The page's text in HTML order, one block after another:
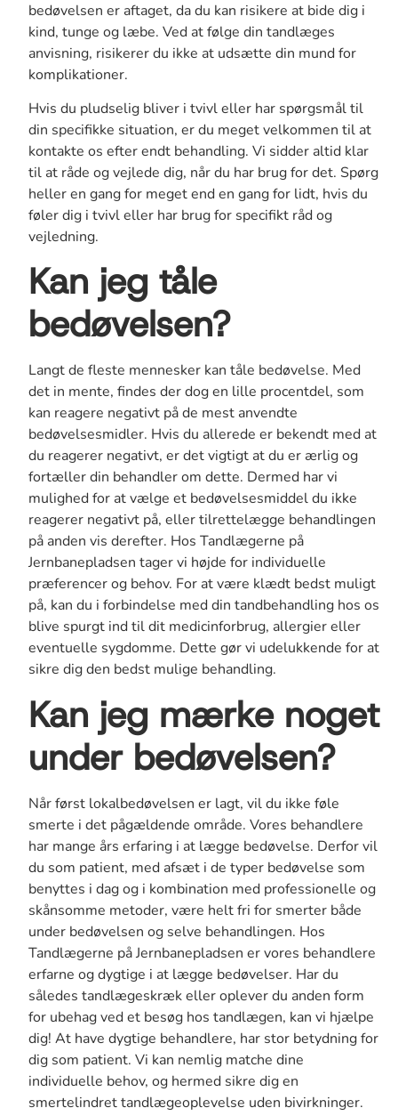
bedøvelsen er aftaget, da du kan risikere at bide dig i
kind, tunge og læbe. Ved at følge din tandlæges
anvisning, risikerer du ikke at udsætte din mund for
komplikationer.
Hvis du pludselig bliver i tvivl eller har spørgsmål til
din specifikke situation, er du meget velkommen til at
kontakte os efter endt behandling. Vi sidder altid klar
til at råde og vejlede dig, når du har brug for det. Spørg
heller en gang for meget end en gang for lidt, hvis du
føler dig i tvivl eller har brug for specifikt råd og
vejledning.
Kan jeg tåle
bedøvelsen?
Langt de fleste mennesker kan tåle bedøvelse. Med
det in mente, findes der dog en lille procentdel, som
kan reagere negativt på de mest anvendte
bedøvelsesmidler. Hvis du allerede er bekendt med at
du reagerer negativt, er det vigtigt at du er ærlig og
fortæller din behandler om dette. Dermed har vi
mulighed for at vælge et bedøvelsesmiddel du ikke
reagerer negativt på, eller tilrettelægge behandlingen
på anden vis derefter. Hos Tandlægerne på
Jernbanepladsen tager vi højde for individuelle
præferencer og behov. For at være klædt bedst muligt
på, kan du i forbindelse med din tandbehandling hos os
blive spurgt ind til dit medicinforbrug, allergier eller
eventuelle sygdomme. Dette gør vi udelukkende for at
sikre dig den bedst mulige behandling.
Kan jeg mærke noget
under bedøvelsen?
Når først lokalbedøvelsen er lagt, vil du ikke føle
smerte i det pågældende område. Vores behandlere
har mange års erfaring i at lægge bedøvelse. Derfor vil
du som patient, med afsæt i de typer bedøvelse som
benyttes i dag og i kombination med professionelle og
skånsomme metoder, være helt fri for smerter både
under bedøvelsen og selve behandlingen. Hos
Tandlægerne på Jernbanepladsen er vores behandlere
erfarne og dygtige i at lægge bedøvelser. Har du
således tandlægeskræk eller oplever du anden form
for ubehag ved et besøg hos tandlægen, kan vi hjælpe
dig! At have dygtige behandlere, har stor betydning for
dig som patient. Vi kan nemlig matche dine
individuelle behov, og hermed sikre dig en
smertelindret tandlægeoplevelse uden bivirkninger.